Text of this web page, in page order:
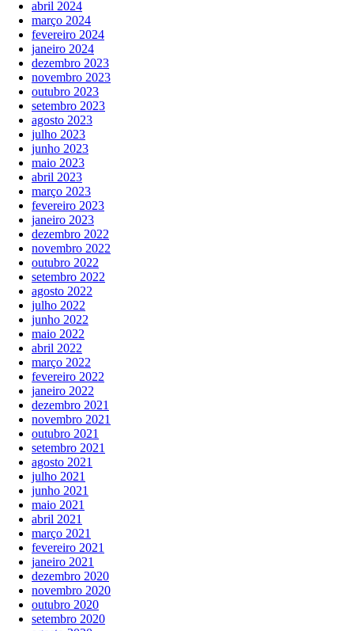
abril 2024
março 2024
fevereiro 2024
janeiro 2024
dezembro 2023
novembro 2023
outubro 2023
setembro 2023
agosto 2023
julho 2023
junho 2023
maio 2023
abril 2023
março 2023
fevereiro 2023
janeiro 2023
dezembro 2022
novembro 2022
outubro 2022
setembro 2022
agosto 2022
julho 2022
junho 2022
maio 2022
abril 2022
março 2022
fevereiro 2022
janeiro 2022
dezembro 2021
novembro 2021
outubro 2021
setembro 2021
agosto 2021
julho 2021
junho 2021
maio 2021
abril 2021
março 2021
fevereiro 2021
janeiro 2021
dezembro 2020
novembro 2020
outubro 2020
setembro 2020